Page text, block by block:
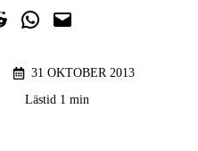
på RedditDela i WhatsApp
Maila en länk
31 OKTOBER 2013
Lästid 1 min